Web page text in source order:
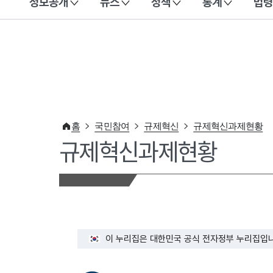
이 누리집은 대한민국 공식 전자정부 누리집입니다.
홈 국민참여 규제혁신 규제혁신과제현황
규제혁신과제현황